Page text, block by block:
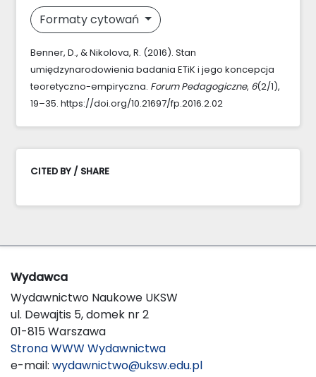
Formaty cytowań
Benner, D., & Nikolova, R. (2016). Stan
umiędzynarodowienia badania ETiK i jego koncepcja
teoretyczno-empiryczna. Forum Pedagogiczne, 6(2/1),
19–35. https://doi.org/10.21697/fp.2016.2.02
CITED BY / SHARE
Wydawca
Wydawnictwo Naukowe UKSW
ul. Dewajtis 5, domek nr 2
01-815 Warszawa
Strona WWW Wydawnictwa
e-mail: wydawnictwo@uksw.edu.pl